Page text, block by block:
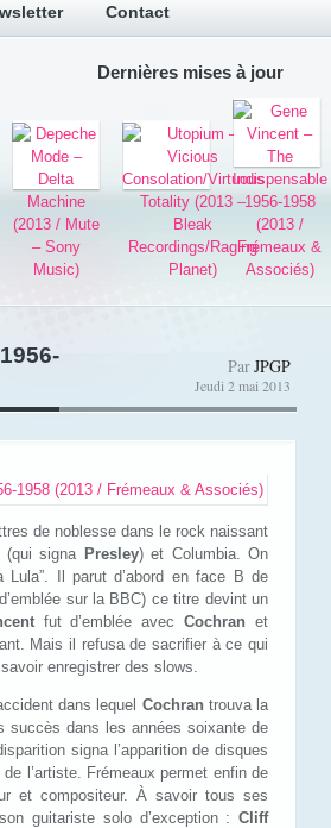
Contact
Dernières mises à jour
ParJPGP
Jeudi 2 mai 2013
de noblesse dans le rock naissant
signa Presley) et Columbia. On
Il parut d’abord en face B de
sur la BBC) ce titre devint un
fut d’emblée avecCochran et
Mais il refusa de sacrifier à ce qui
enregistrer des slows.
dans lequel Cochran trouva la
succès dans les années soixante de
signa l’apparition de disques
l’artiste. Frémeaux permet enfin de
et compositeur. À savoir tous ses
guitariste solo d’exception : Cliff